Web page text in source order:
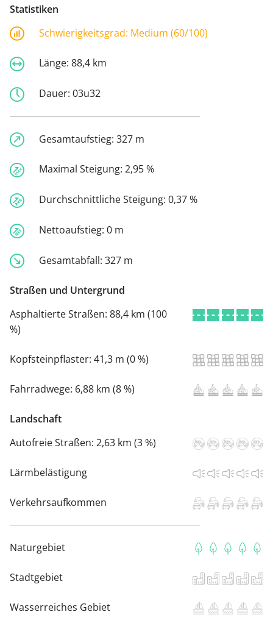
Statistiken
Schwierigkeitsgrad: Medium (60/100)
Länge: 88,4 km
Dauer: 03u32
Gesamtaufstieg: 327 m
Maximal Steigung: 2,95 %
Durchschnittliche Steigung: 0,37 %
Nettoaufstieg: 0 m
Gesamtabfall: 327 m
Straßen und Untergrund
Asphaltierte Straßen: 88,4 km (100
%)
Kopfsteinpflaster: 41,3 m (0 %)
Fahrradwege: 6,88 km (8 %)
Landschaft
Autofreie Straßen: 2,63 km (3 %)
Lärmbelästigung
Verkehrsaufkommen
Naturgebiet
Stadtgebiet
Wasserreiches Gebiet